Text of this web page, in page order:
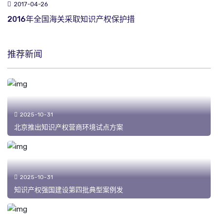
2017-04-26
2016年全国海关采取知识产权保护措
推荐新闻
2025-10-31
北京推出知识产权营商环境试点方案
2025-10-31
知识产权强国建设第四批典型案例发